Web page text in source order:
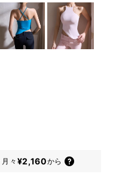
月々 ¥2,160から